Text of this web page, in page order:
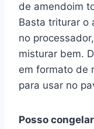
de amendoim
Basta triturar o
no
misturar bem.
em formato de
para usar no
Posso